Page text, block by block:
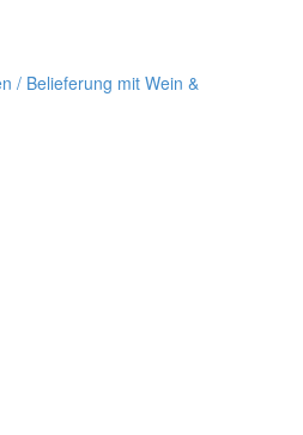
/ Belieferung mit Wein &